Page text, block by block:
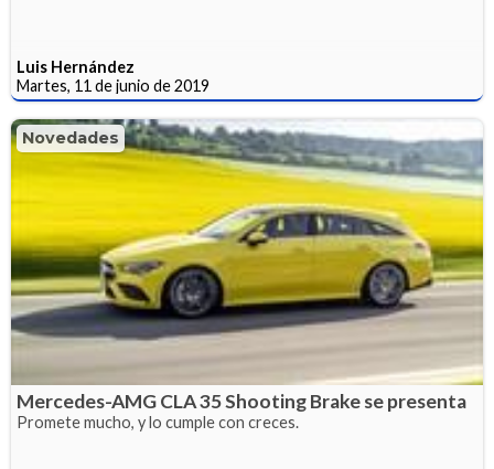
Luis Hernández
Martes, 11 de junio de 2019
Novedades
Mercedes-AMG CLA 35 Shooting Brake se presenta
Promete mucho, y lo cumple con creces.